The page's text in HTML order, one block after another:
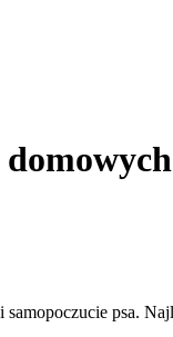
psa.